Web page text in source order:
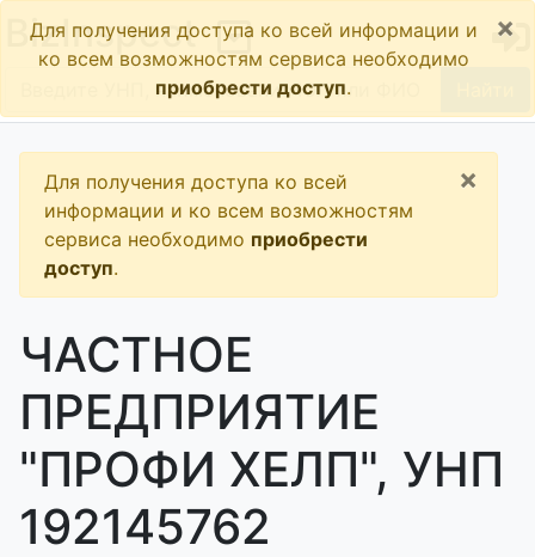
BizInspect
Для получения доступа ко всей информации и
ко всем возможностям сервиса необходимо
приобрести доступ.
×
Для получения доступа ко всей
информации и ко всем возможностям
сервиса необходимо приобрести
доступ.
×
ЧАСТНОЕ
ПРЕДПРИЯТИЕ
"ПРОФИ ХЕЛП", УНП
192145762